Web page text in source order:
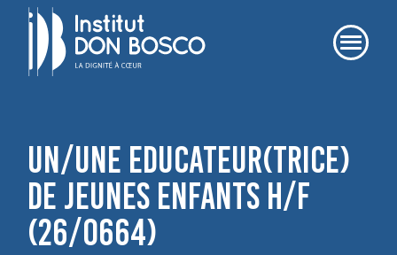
UN/UNE EDUCATEUR(TRICE)
DE JEUNES ENFANTS H/F
(26/0664)